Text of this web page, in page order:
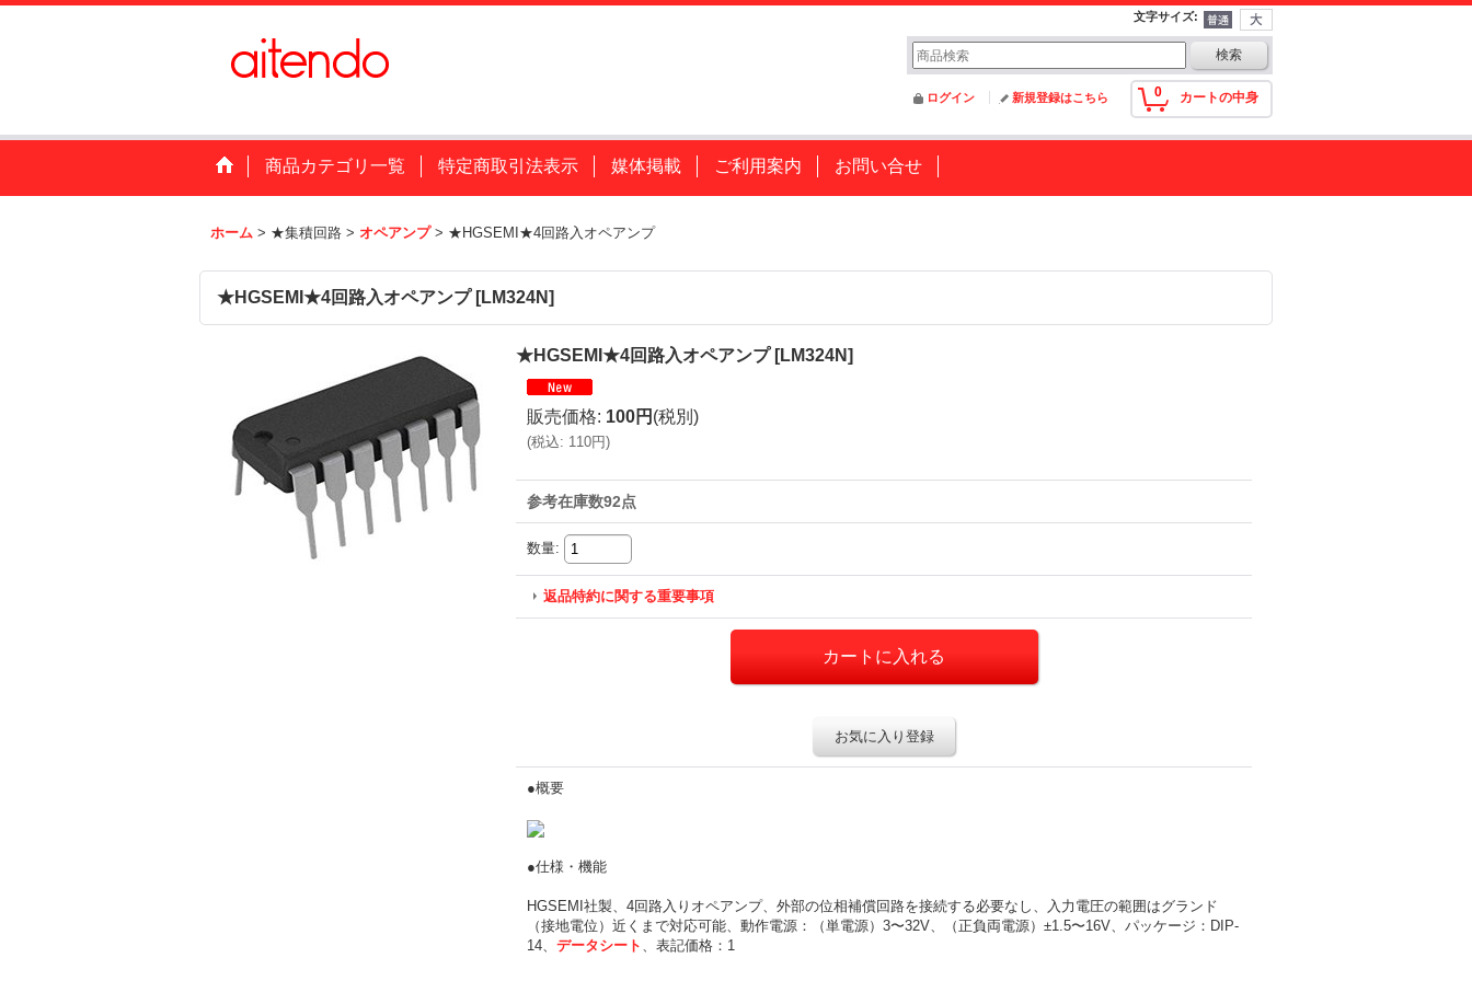
文字サイズ:
0 カートの中身
ログイン 新規登録はこちら
商品カテゴリ一覧 特定商取引法表示 媒体掲載 ご利用案内 お問い合せ
ホーム > ★集積回路 > オペアンプ > ★HGSEMI★4回路入オペアンプ
★HGSEMI★4回路入オペアンプ [LM324N]
★HGSEMI★4回路入オペアンプ [LM324N]
販売価格: 100円 (税別)
(税込: 110円)
参考在庫数92点
数量:
返品特約に関する重要事項
お気に入り登録
●概要
●仕様・機能
HGSEMI社製、4回路入りオペアンプ、外部の位相補償回路を接続する必要なし、入力電圧の範囲はグランド
（接地電位）近くまで対応可能、動作電源：（単電源）3〜32V、（正負両電源）±1.5〜16V、パッケージ：DIP-
14、 データシート 、表記価格：1